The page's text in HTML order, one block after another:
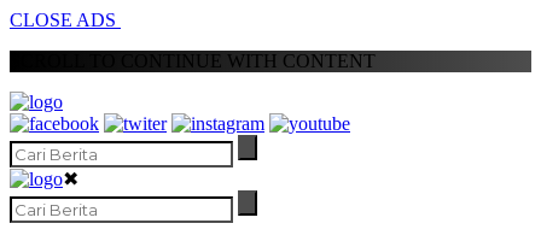
CLOSE ADS
SCROLL TO CONTINUE WITH CONTENT
✖